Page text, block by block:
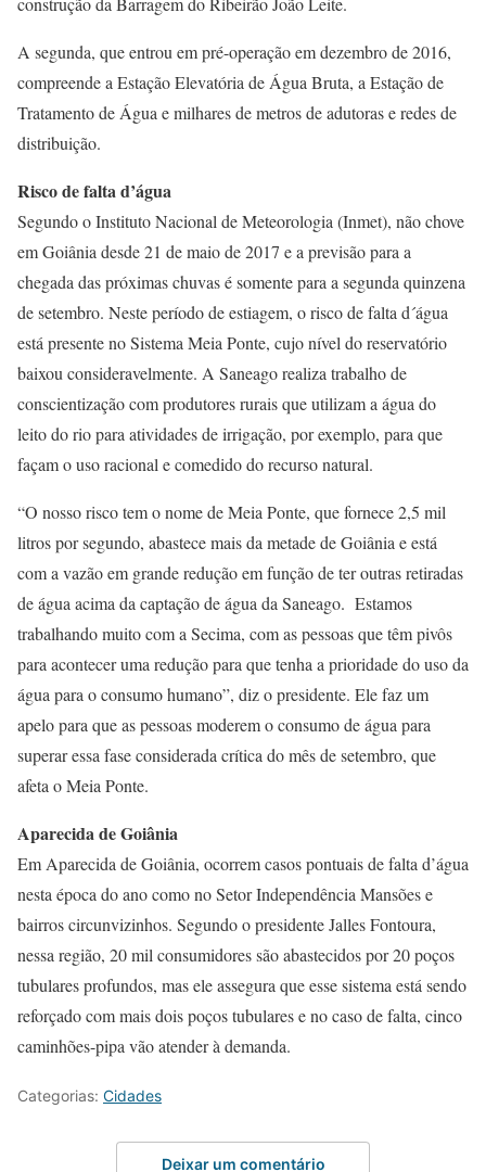
A segunda, que entrou em pré-operação em dezembro de 2016,
compreende a Estação Elevatória de Água Bruta, a Estação de
Tratamento de Água e milhares de metros de adutoras e redes de
distribuição.
Risco de falta d’água
Segundo o Instituto Nacional de Meteorologia (Inmet), não chove
em Goiânia desde 21 de maio de 2017 e a previsão para a
chegada das próximas chuvas é somente para a segunda quinzena
de setembro. Neste período de estiagem, o risco de falta d´água
está presente no Sistema Meia Ponte, cujo nível do reservatório
baixou consideravelmente. A Saneago realiza trabalho de
conscientização com produtores rurais que utilizam a água do
leito do rio para atividades de irrigação, por exemplo, para que
façam o uso racional e comedido do recurso natural.
“O nosso risco tem o nome de Meia Ponte, que fornece 2,5 mil
litros por segundo, abastece mais da metade de Goiânia e está
com a vazão em grande redução em função de ter outras retiradas
de água acima da captação de água da Saneago. Estamos
trabalhando muito com a Secima, com as pessoas que têm pivôs
para acontecer uma redução para que tenha a prioridade do uso da
água para o consumo humano”, diz o presidente. Ele faz um
apelo para que as pessoas moderem o consumo de água para
superar essa fase considerada crítica do mês de setembro, que
afeta o Meia Ponte.
Aparecida de Goiânia
Em Aparecida de Goiânia, ocorrem casos pontuais de falta d’água
nesta época do ano como no Setor Independência Mansões e
bairros circunvizinhos. Segundo o presidente Jalles Fontoura,
nessa região, 20 mil consumidores são abastecidos por 20 poços
tubulares profundos, mas ele assegura que esse sistema está sendo
reforçado com mais dois poços tubulares e no caso de falta, cinco
caminhões-pipa vão atender à demanda.
Categorias: Cidades
Deixar um comentário